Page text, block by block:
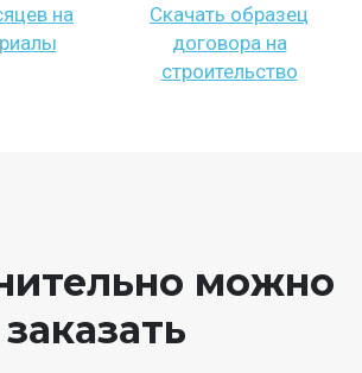
на
Скачать образец
договора на
строительство
можно
заказать